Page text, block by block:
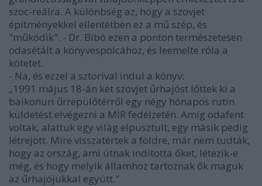
szoc-reálra. A különbség az, hogy a szovjet
építményekkel ellentétben ez a mű szép, és
"működik". - Dr. Bibó ezen a ponton természetesen
odasétált a könyvespolcához, és leemelte róla a
kötetet.
- Na, és ezzel a sztorival indul a könyv:
„1991 május 18-án két szovjet űrhajóst lőttek ki a
baikonuri űrrepülőtérről egy négy hónapos rutin
küldetést elvégezni a MIR fedélzetén. Amíg odafent
voltak, alattuk egy világ elpusztult, egy másik pedig
létrejött. Mire visszatértek a földre, már nem tudták,
hogy az ország, ami útnak indította őket, létezik-e
még, és hogy melyik államhoz tartoznak ők maguk
az űrhajójukkal együtt."